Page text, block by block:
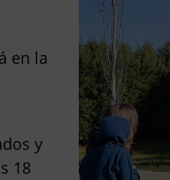
en la
y
18